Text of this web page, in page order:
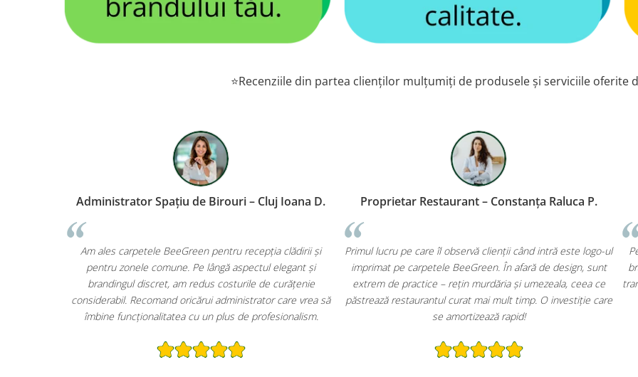
⭐Recenziile din partea clienților mulțumiți de produsele și serviciile oferite
Manager Hotel – București, Andrei M.
Carpetele personalizate de la BeeGreen au schimbat
complet prima impresie pe care o oferim clienților. Logo-ul
hotelului este vizibil chiar de la intrare, iar întreținerea e
mult mai simplă. În plus, faptul că sunt produse sustenabile
este un mare plus pentru imaginea noastră.
Administrator Spațiu de Birouri – Cluj Ioana D.
Am ales carpetele BeeGreen pentru recepția clădirii și
pentru zonele comune. Pe lângă aspectul elegant și
brandingul discret, am redus costurile de curățenie
considerabil. Recomand oricărui administrator care vrea să
îmbine funcționalitatea cu un plus de profesionalism.
Primul